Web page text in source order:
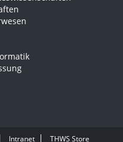
Intranet THWS Store